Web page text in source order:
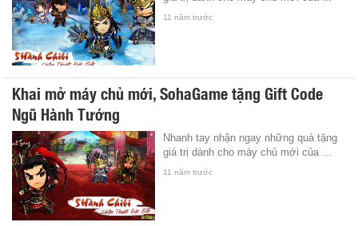
11 năm trước
Khai mở máy chủ mới, SohaGame tặng Gift Code
Ngũ Hành Tướng
Nhanh tay nhận ngay những quà tặng
giá trị dành cho máy chủ mới của ...
11 năm trước